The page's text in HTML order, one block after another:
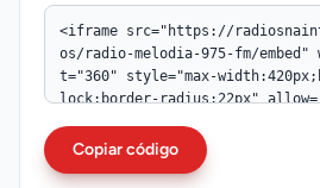
Copiar código